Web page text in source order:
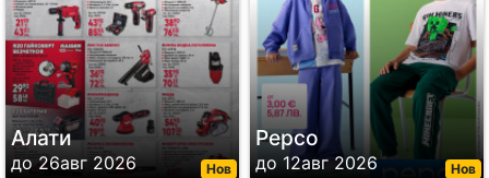
Нов
Алати
до 26авг 2026 Нов
Pepco
до 12авг 2026